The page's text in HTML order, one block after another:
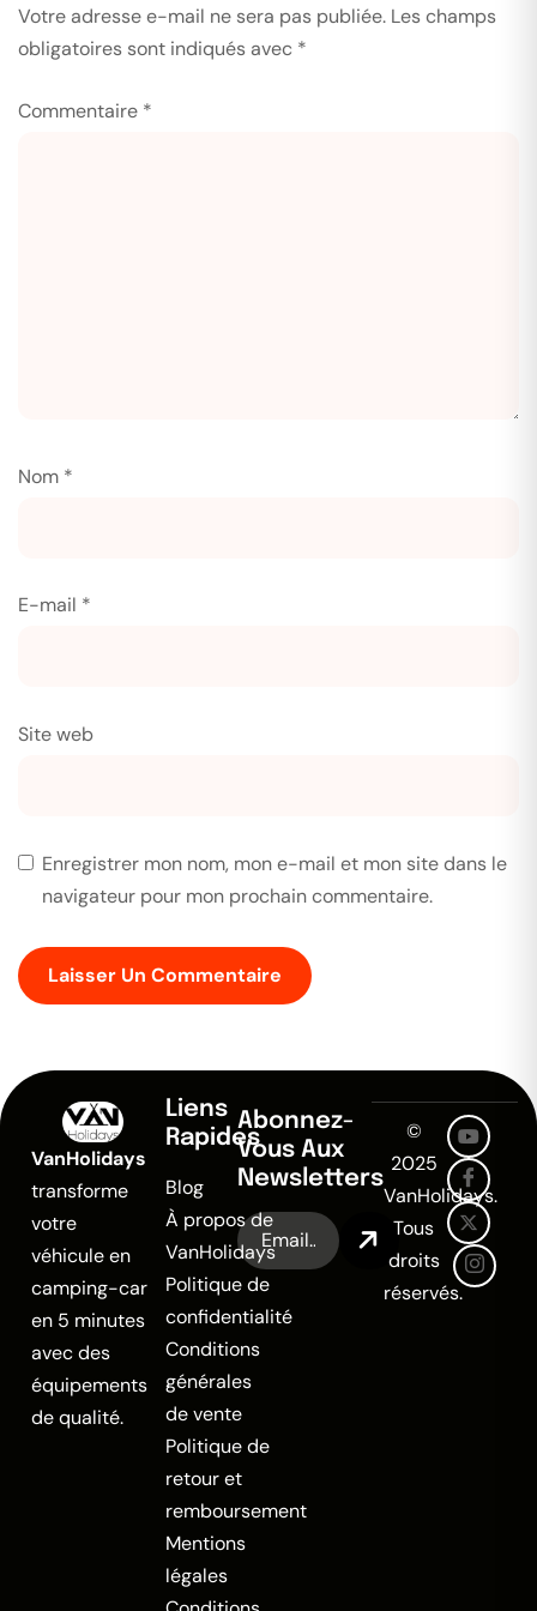
Votre adresse e-mail ne sera pas publiée. Les champs
obligatoires sont indiqués avec *
Commentaire *
Nom *
E-mail *
Site web
Enregistrer mon nom, mon e-mail et mon site dans le
navigateur pour mon prochain commentaire.
VanHolidays
transforme
votre
véhicule en
camping-car
en 5 minutes
avec des
équipements
de qualité.
Liens
Rapides
Blog
À propos de
VanHolidays
Politique de
confidentialité
Conditions
générales
de vente
Politique de
retour et
remboursement
Mentions
légales
Abonnez-
Vous Aux
Newsletters
©
2025
VanHolidays.
Tous
droits
réservés.